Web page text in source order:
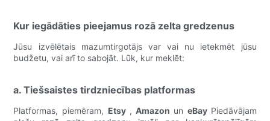
Kur iegādāties pieejamus rozā zelta gredzenus
Jūsu izvēlētais mazumtirgotājs var vai nu ietekmēt jūsu
budžetu, vai arī to sabojāt. Lūk, kur meklēt:
a. Tiešsaistes tirdzniecības platformas
Platformas, piemēram, Etsy ,Amazon un eBay Piedāvājam